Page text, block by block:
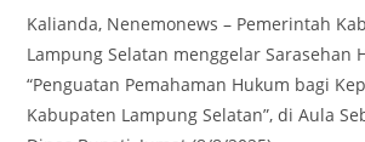
Kalianda, Nenemonews – Pemerintah
Lampung Selatan menggelar Sarasehan
“Penguatan Pemahaman Hukum bagi
Kabupaten Lampung Selatan”, di Aula